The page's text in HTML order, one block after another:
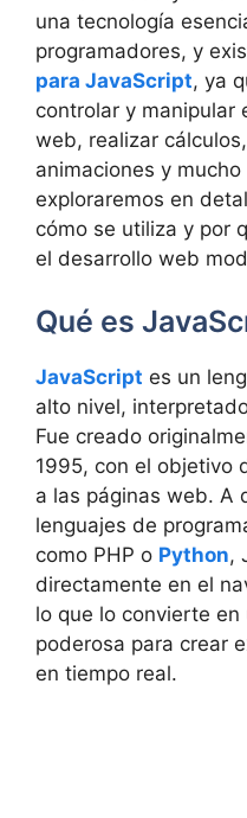
una tecnología
programadores, y
para JavaScript, ya
controlar y manipular
web, realizar
animaciones y
exploraremos en
cómo se utiliza y por
el desarrollo web
Qué es
JavaScript es un
alto nivel,
Fue creado
1995, con el objetivo
a las páginas web. A
lenguajes de
como PHP o Python,
directamente en el
lo que lo convierte en
poderosa para crear
en tiempo real.